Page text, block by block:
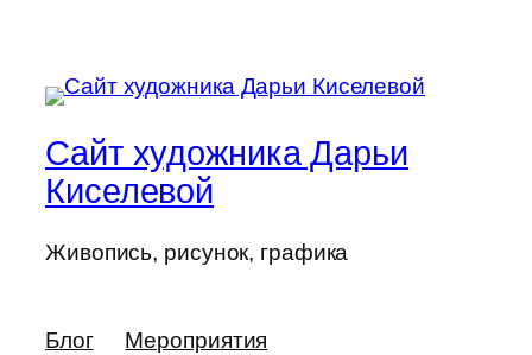
Сайт художника Дарьи
Киселевой
Живопись, рисунок, графика
Блог Мероприятия